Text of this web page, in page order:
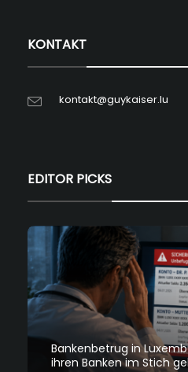
KONTAKT
kontakt@guykaiser.lu
EDITOR PICKS
Bankenbetrug in
ihren Banken im Stich